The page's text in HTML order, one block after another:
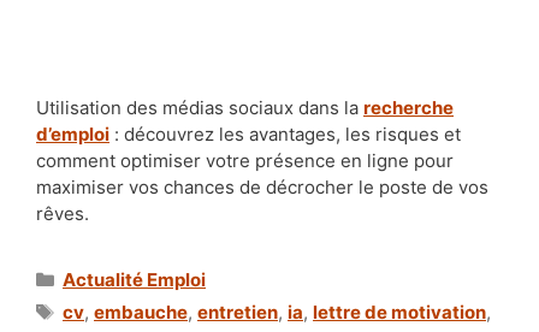
Utilisation des médias sociaux dans la recherche
d’emploi : découvrez les avantages, les risques et
comment optimiser votre présence en ligne pour
maximiser vos chances de décrocher le poste de vos
rêves.
Catégories
Actualité Emploi
Étiquettes
cv, embauche, entretien, ia, lettre de motivation,